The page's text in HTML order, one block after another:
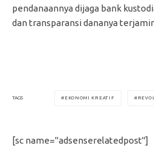
pendanaannya dijaga bank
dan transparansi dananya
TAGS EKONOMI KREATIF
[sc name="adsenserelatedpost"]